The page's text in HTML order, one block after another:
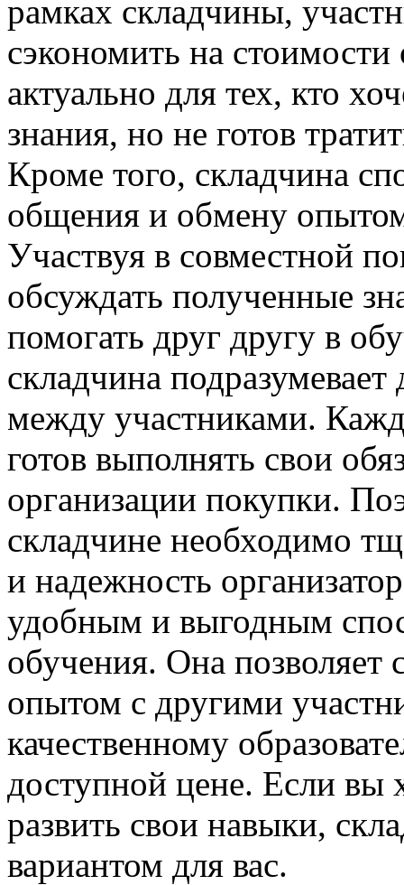
рамках складчины,
сэкономить на
актуально для тех, кто
знания, но не готов
Кроме того, складчина
общения и обмену
Участвуя в совместной
обсуждать полученные
помогать друг другу в
складчина
между участниками.
готов выполнять свои
организации покупки.
складчине необходимо
и надежность
удобным и выгодным
обучения. Она позволяет
опытом с другими
качественному
доступной цене. Если вы
развить свои навыки,
вариантом для вас.